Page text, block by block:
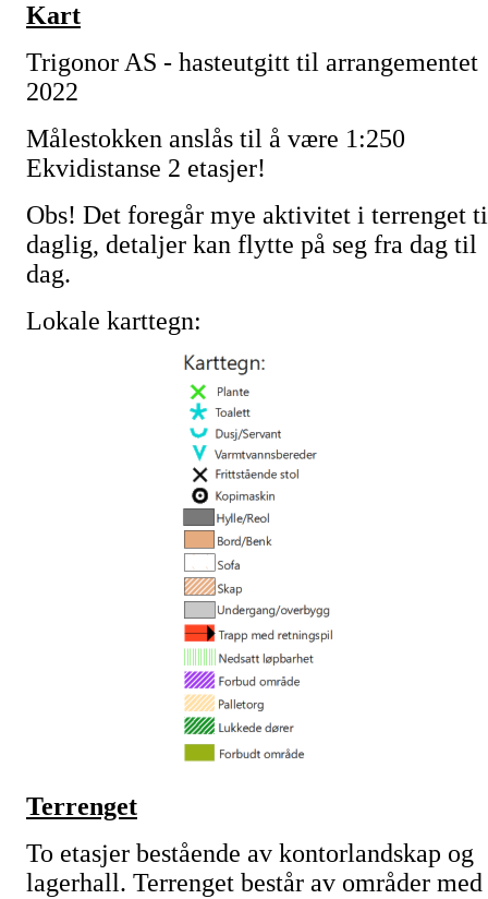
Kart
Trigonor AS - hasteutgitt til arrangementet
2022
Målestokken anslås til å være 1:250
Ekvidistanse 2 etasjer!
Obs! Det foregår mye aktivitet i terrenget
daglig, detaljer kan flytte på seg fra dag til
dag.
Lokale karttegn:
Terrenget
To etasjer bestående av kontorlandskap og
lagerhall. Terrenget består av områder med